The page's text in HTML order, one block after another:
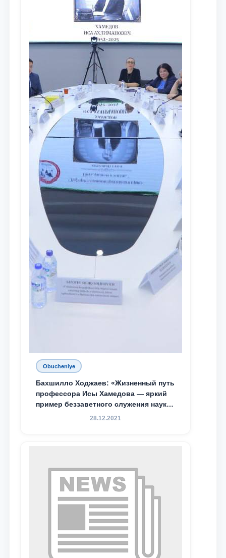
Obucheniye
Бахшилло Ходжаев: «Жизненный путь
профессора Исы Хамедова — яркий
пример беззаветного служения науке,
Родине и воспитанию молодого
28.12.2021